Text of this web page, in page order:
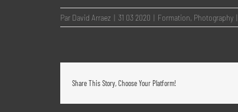
Par David Arraez | 31 03 2020 | Formation, Photography |
Share This Story, Choose Your Platform!